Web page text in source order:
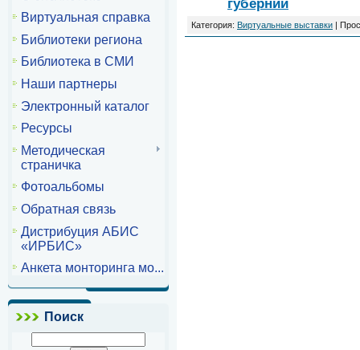
Виртуальная справка
Библиотеки региона
Библиотека в СМИ
Наши партнеры
Электронный каталог
Ресурсы
Методическая
страничка
Фотоальбомы
Обратная связь
Дистрибуция АБИС
«ИРБИС»
Анкета монторинга мо...
Поиск
губернии
Категория: Виртуальные выставки |